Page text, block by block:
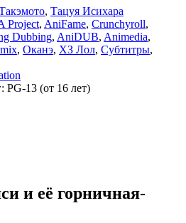
, Тацуя Исихара
Project, AniFame, Crunchyroll,
Dubbing, AniDUB, Animedia,
, Оканэ, ХЗ Лол, Субтитры,
PG-13 (от 16 лет)
и её горничная-